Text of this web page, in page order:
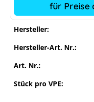
Hersteller:
Hersteller-Art. Nr.:
Art. Nr.:
Stück pro VPE:
für Preise